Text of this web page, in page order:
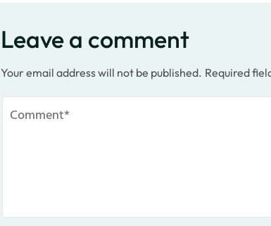
Leave a comment
Your email address will not be published. Required